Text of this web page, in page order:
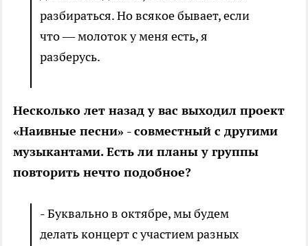
разбираться. Но всякое бывает, если
что — молоток у меня есть, я
разберусь.
Несколько лет назад у вас выходил проект
«Наивные песни» - совместный с другими
музыкантами. Есть ли планы у группы
повторить нечто подобное?
- Буквально в октябре, мы будем
делать концерт с участием разных